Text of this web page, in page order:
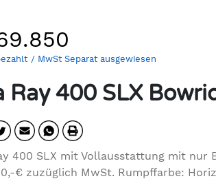
/ MwSt Separat ausgewiesen
Ray 400 SLX
400 SLX mit Vollausstattung mit
€ zuzüglich MwSt. Rumpffarbe: